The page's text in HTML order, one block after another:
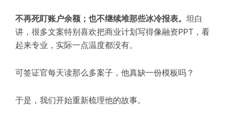
不再死盯账户余额；也不继续堆那些冰冷报表。 坦白
讲，很多文案特别喜欢把商业计划写得像融资PPT，看
起来专业，实际一点温度都没有。
可签证官每天读那么多案子，他真缺一份模板吗？
于是，我们开始重新梳理他的故事。